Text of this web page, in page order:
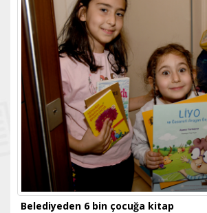
Belediyeden 6 bin çocuğa kitap